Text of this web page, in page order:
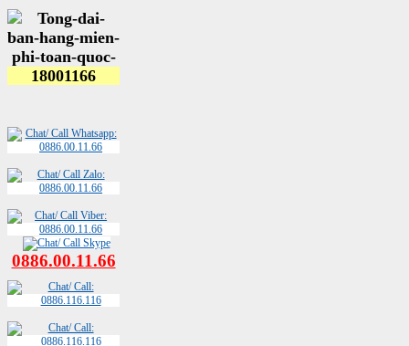
0886.00.11.66